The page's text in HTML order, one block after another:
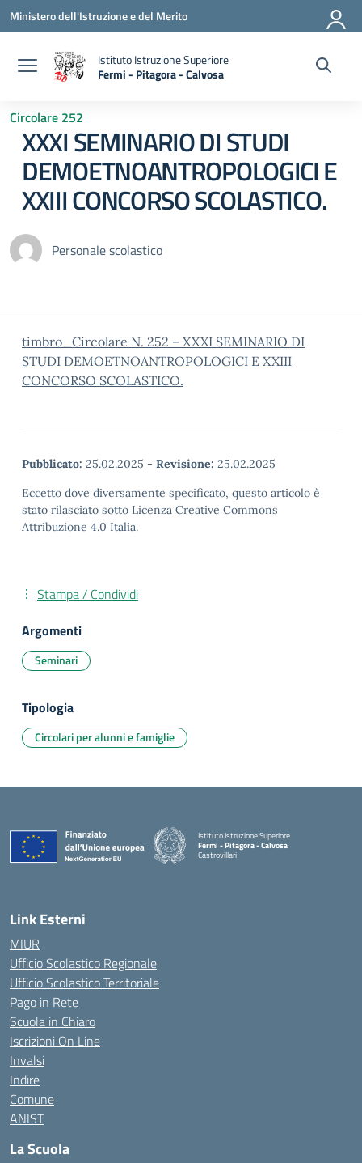
Vai ai contenuti
Vai al menu di navigazione
Vai al footer
Ministero dell'Istruzione e del Merito
Istituto Istruzione Superiore
Fermi - Pitagora - Calvosa
— Visita la pagina iniziale della scuola
Circolare 252
XXXI SEMINARIO DI STUDI
DEMOETNOANTROPOLOGICI E
XXIII CONCORSO SCOLASTICO.
Personale scolastico
timbro_Circolare N. 252 – XXXI SEMINARIO DI
STUDI DEMOETNOANTROPOLOGICI E XXIII
CONCORSO SCOLASTICO.
Pubblicato: 25.02.2025 - Revisione: 25.02.2025
Eccetto dove diversamente specificato, questo articolo è
stato rilasciato sotto Licenza Creative Commons
Attribuzione 4.0 Italia.
Stampa / Condividi
Argomenti
Seminari
Tipologia
Circolari per alunni e famiglie
Istituto Istruzione Superiore
Fermi - Pitagora - Calvosa
Castrovillari
Link Esterni
MIUR
Ufficio Scolastico Regionale
Ufficio Scolastico Territoriale
Pago in Rete
Scuola in Chiaro
Iscrizioni On Line
Invalsi
Indire
Comune
ANIST
La Scuola